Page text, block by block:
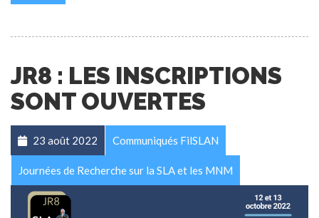
JR8 : LES INSCRIPTIONS
SONT OUVERTES
23 août 2022 Communiqués FilSLAN
Journées de Recherche sur la SLA et les MNM